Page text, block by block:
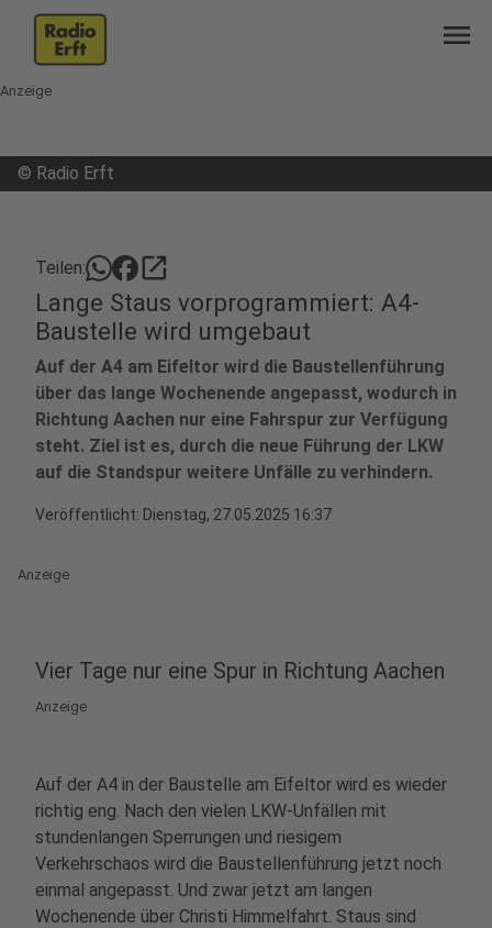
menu
Anzeige
© Radio Erft
Teilen: open_in_new
Lange Staus vorprogrammiert: A4-
Baustelle wird umgebaut
Auf der A4 am Eifeltor wird die Baustellenführung
über das lange Wochenende angepasst, wodurch in
Richtung Aachen nur eine Fahrspur zur Verfügung
steht. Ziel ist es, durch die neue Führung der LKW
auf die Standspur weitere Unfälle zu verhindern.
Veröffentlicht: Dienstag, 27.05.2025 16:37
Anzeige
Vier Tage nur eine Spur in Richtung Aachen
Anzeige
Auf der A4 in der Baustelle am Eifeltor wird es wieder
richtig eng. Nach den vielen LKW-Unfällen mit
stundenlangen Sperrungen und riesigem
Verkehrschaos wird die Baustellenführung jetzt noch
einmal angepasst. Und zwar jetzt am langen
Wochenende über Christi Himmelfahrt. Staus sind